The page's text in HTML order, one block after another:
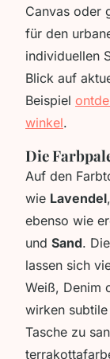
Canvas oder
für den
individuellen
Blick auf
Beispiel
winkel.
Die
Auf den
wie Lavendel,
ebenso wie
und Sand.
lassen sich
Weiß, Denim
wirken
Tasche zu